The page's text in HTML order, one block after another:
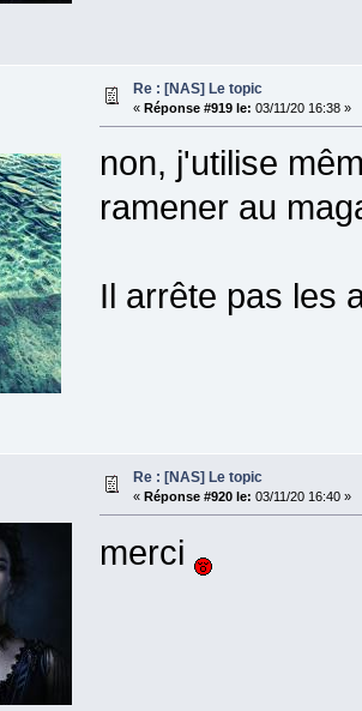
Re : [NAS] Le topic
« Réponse #919 le: 03/11/20 16:38 »
non, j'utilise
ramener au
Il arrête pas les
Re : [NAS] Le topic
« Réponse #920 le: 03/11/20 16:40 »
merci